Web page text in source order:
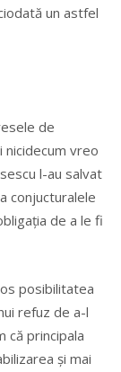
un astfel
de
nicidecum vreo
l-au salvat
conjucturalele
de a le fi
posibilitatea
refuz de a-l
că principala
și mai